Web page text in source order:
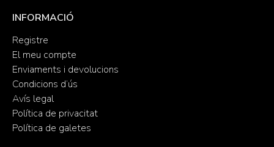
INFORMACIÓ
Registre
El meu compte
Enviaments i devolucions
Condicions d’ús
Avís legal
Política de privacitat
Política de galetes